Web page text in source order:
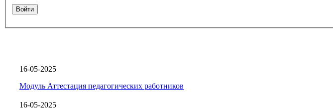
Войти
16-05-2025
Модуль Аттестация педагогических работников
16-05-2025